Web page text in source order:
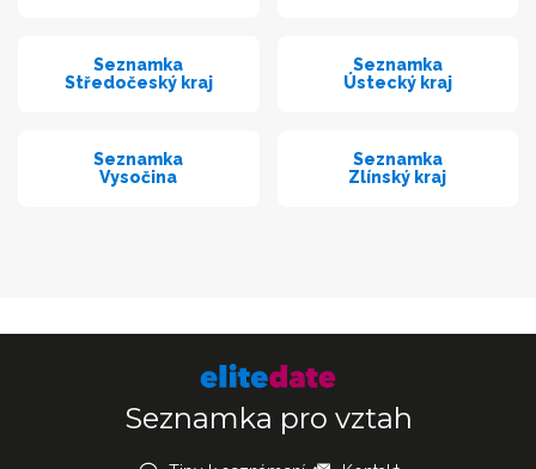
Seznamka
Středočeský kraj
Seznamka
Ústecký kraj
Seznamka
Vysočina
Seznamka
Zlínský kraj
Seznamka pro vztah